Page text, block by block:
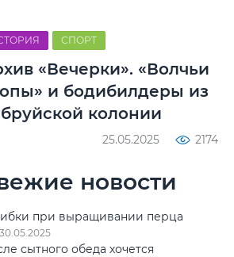
СПОРТ
«Вечерки». «Волчьи
и бодибилдеры из
колонии
25.05.2025 2174
новости
при выращивании перца
30.05.2025
сытного обеда хочется